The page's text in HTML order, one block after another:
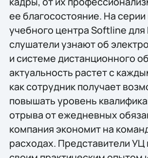
ее благосостояние. На
учебного центра Softline для
слушатели узнают об
и системе дистанционного
актуальность растет с
как сотрудник получает
повышать уровень
отрыва от ежедневных
компания экономит на
расходах. Представители УЦ